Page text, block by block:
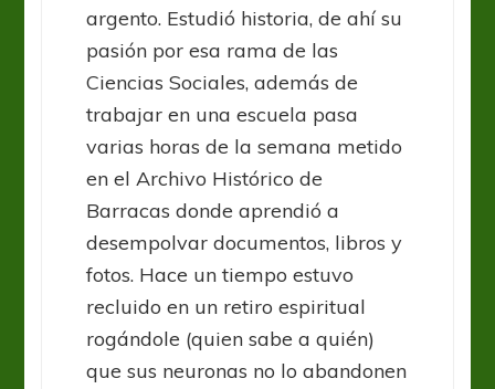
argento. Estudió historia, de ahí su
pasión por esa rama de las
Ciencias Sociales, además de
trabajar en una escuela pasa
varias horas de la semana metido
en el Archivo Histórico de
Barracas donde aprendió a
desempolvar documentos, libros y
fotos. Hace un tiempo estuvo
recluido en un retiro espiritual
rogándole (quien sabe a quién)
que sus neuronas no lo abandonen